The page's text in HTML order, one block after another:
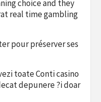
choice and they
real time gambling
pour préserver ses
toate Conti casino
depunere ?i doar